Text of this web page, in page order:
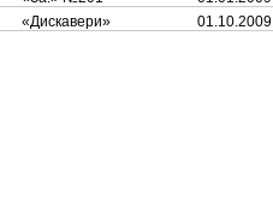
«Дискавери» 01.10.2009